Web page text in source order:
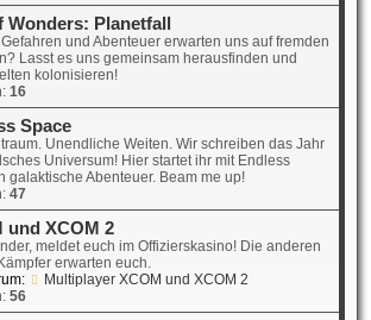
Wonders: Planetfall
und Abenteuer erwarten uns auf fremden
Lasst es uns gemeinsam herausfinden und
kolonisieren!
16
Space
Unendliche Weiten. Wir schreiben das Jahr
Universum! Hier startet ihr mit Endless
galaktische Abenteuer. Beam me up!
47
und XCOM 2
meldet euch im Offizierskasino! Die anderen
erwarten euch.
Multiplayer XCOM und XCOM 2
56